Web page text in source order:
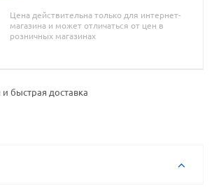
Цена действительна только для интернет-
магазина и может отличаться от цен в
розничных магазинах
быстрая доставка